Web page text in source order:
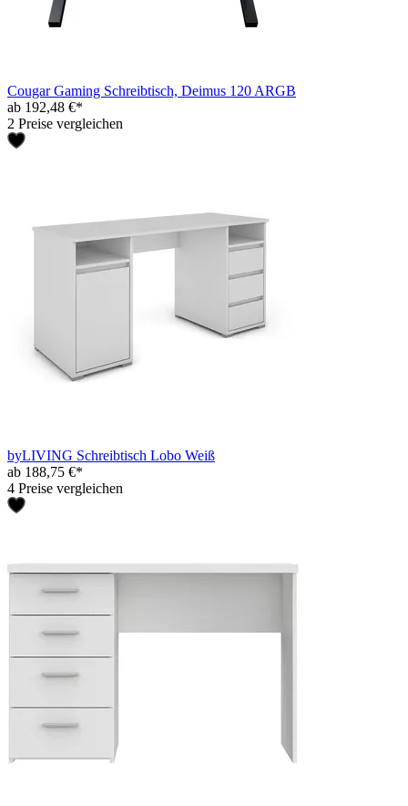
Cougar Gaming Schreibtisch, Deimus 120 ARGB
ab 192,48 €*
2 Preise vergleichen
byLIVING Schreibtisch Lobo Weiß
ab 188,75 €*
4 Preise vergleichen